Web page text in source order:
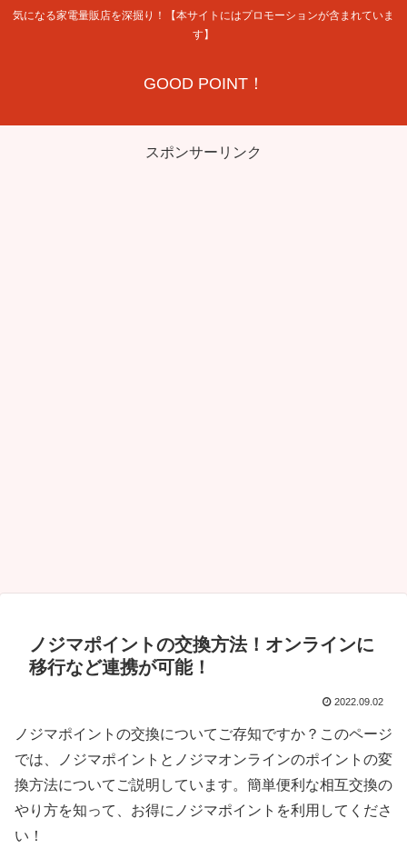
気になる家電量販店を深掘り！【本サイトにはプロモーションが含まれていま
す】
GOOD POINT！
スポンサーリンク
ノジマポイントの交換方法！オンラインに
移行など連携が可能！
2022.09.02
ノジマポイントの交換についてご存知ですか？このページ
では、ノジマポイントとノジマオンラインのポイントの変
換方法についてご説明しています。簡単便利な相互交換の
やり方を知って、お得にノジマポイントを利用してくださ
い！